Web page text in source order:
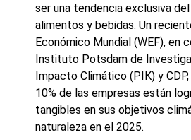
ser una tendencia exclusiva
alimentos y bebidas. Un
Económico Mundial (WEF), en
Instituto Potsdam de
Impacto Climático (PIK) y
10% de las empresas están
tangibles en sus objetivos
naturaleza en el 2025.